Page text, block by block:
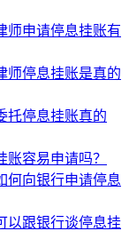
师申请停息挂账有
师停息挂账是真的
托停息挂账真的
容易申请吗？
何向银行申请停息
以跟银行谈停息挂